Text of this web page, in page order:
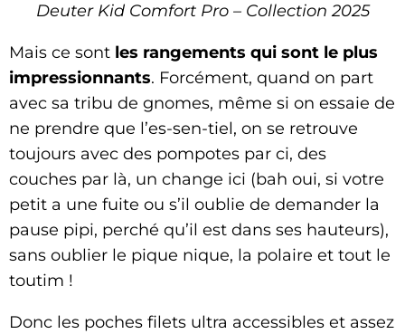
Deuter Kid Comfort Pro – Collection 2025
Mais ce sont les rangements qui sont le plus
impressionnants. Forcément, quand on part
avec sa tribu de gnomes, même si on essaie de
ne prendre que l’es-sen-tiel, on se retrouve
toujours avec des pompotes par ci, des
couches par là, un change ici (bah oui, si votre
petit a une fuite ou s’il oublie de demander la
pause pipi, perché qu’il est dans ses hauteurs),
sans oublier le pique nique, la polaire et tout le
toutim !
Donc les poches filets ultra accessibles et assez